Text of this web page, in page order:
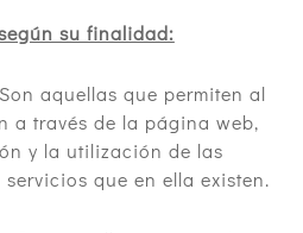
su finalidad:
aquellas que permiten al
a través de la página web,
y la utilización de las
que en ella existen.